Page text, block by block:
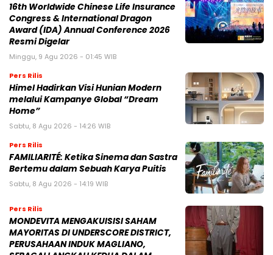
16th Worldwide Chinese Life Insurance
Congress & International Dragon
Award (IDA) Annual Conference 2026
Resmi Digelar
Minggu, 9 Agu 2026 - 01:45 WIB
Pers Rilis
Himel Hadirkan Visi Hunian Modern
melalui Kampanye Global “Dream
Home”
Sabtu, 8 Agu 2026 - 14:26 WIB
Pers Rilis
FAMILIARITÉ: Ketika Sinema dan Sastra
Bertemu dalam Sebuah Karya Puitis
Sabtu, 8 Agu 2026 - 14:19 WIB
Pers Rilis
MONDEVITA MENGAKUISISI SAHAM
MAYORITAS DI UNDERSCORE DISTRICT,
PERUSAHAAN INDUK MAGLIANO,